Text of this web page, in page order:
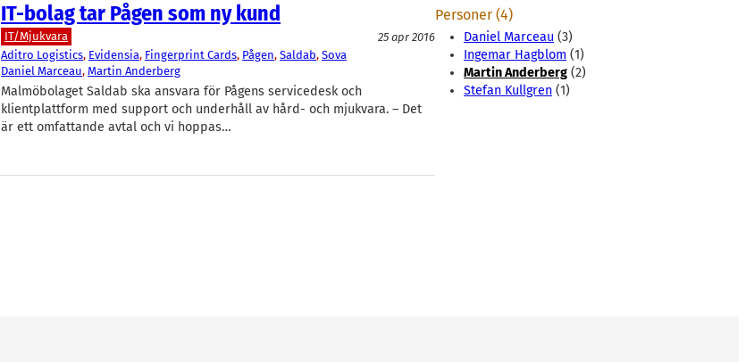
IT-bolag tar Pågen som ny kund
IT/Mjukvara
25 apr 2016
Aditro Logistics, Evidensia, Fingerprint Cards, Pågen, Saldab, Sova
Daniel Marceau, Martin Anderberg
Malmöbolaget Saldab ska ansvara för Pågens servicedesk och
klientplattform med support och underhåll av hård- och mjukvara. – Det
är ett omfattande avtal och vi hoppas…
Personer (4)
Daniel Marceau (3)
Ingemar Hagblom (1)
Martin Anderberg (2)
Stefan Kullgren (1)